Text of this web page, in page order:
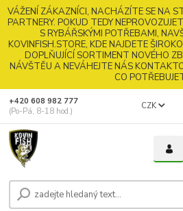
VÁŽENÍ ZÁKAZNÍCI, NACHÁZÍTE SE NA
PARTNERY. POKUD TEDY
S RYBÁŘSKÝMI POTŘEBAMI,
KOVINFISH.STORE, KDE NAJDETE
DOPLŇUJÍCÍ SORTIMENT NOVÉHO
NÁVŠTĚU A NEVÁHEJTE NÁS
CO
CZK
+420 608 982 777
(Po-Pá, 8-18 hod.)